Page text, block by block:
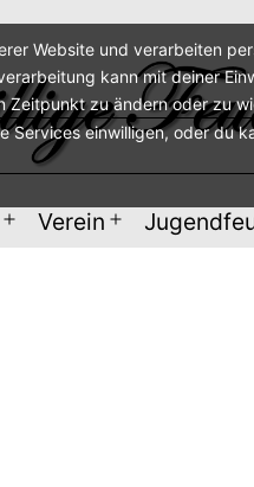
MenüVerein Menü
Website und verarbeiten
kann mit deiner
Zeitpunkt zu ändern oder zu
Services einwilligen, oder du